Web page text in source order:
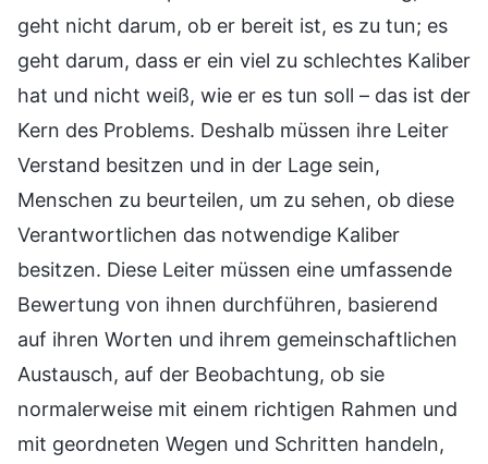
geht nicht darum, ob er bereit ist, es zu tun; es
geht darum, dass er ein viel zu schlechtes Kaliber
hat und nicht weiß, wie er es tun soll – das ist der
Kern des Problems. Deshalb müssen ihre Leiter
Verstand besitzen und in der Lage sein,
Menschen zu beurteilen, um zu sehen, ob diese
Verantwortlichen das notwendige Kaliber
besitzen. Diese Leiter müssen eine umfassende
Bewertung von ihnen durchführen, basierend
auf ihren Worten und ihrem gemeinschaftlichen
Austausch, auf der Beobachtung, ob sie
normalerweise mit einem richtigen Rahmen und
mit geordneten Wegen und Schritten handeln,